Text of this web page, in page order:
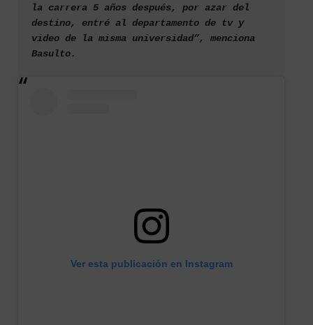
la carrera 5 años después, por azar del
destino, entré al departamento de tv y
video de la misma universidad”, menciona
Basulto.
Ver esta publicación en Instagram